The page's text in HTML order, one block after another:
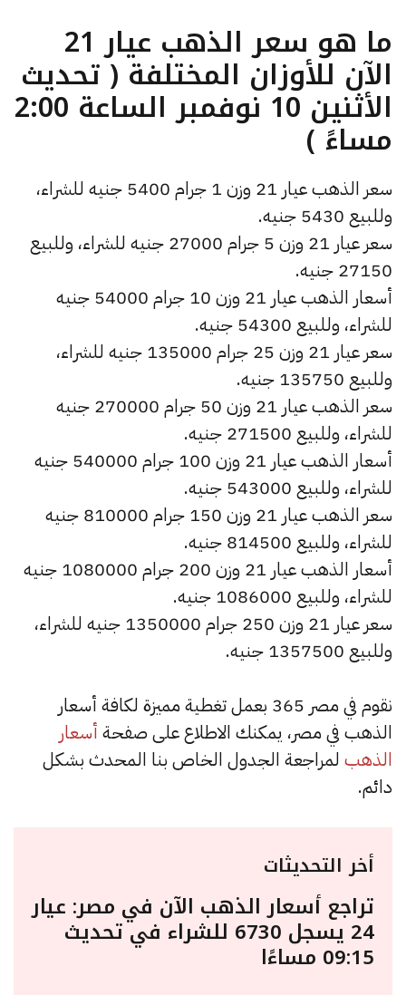
ما هو سعر الذهب عيار 21
الآن للأوزان المختلفة ( تحديث
الأثنين 10 نوفمبر الساعة 2:00
مساءً )
سعر الذهب عيار 21 وزن 1 جرام 5400 جنيه للشراء،
وللبيع 5430 جنيه.
سعر عيار 21 وزن 5 جرام 27000 جنيه للشراء، وللبيع
27150 جنيه.
أسعار الذهب عيار 21 وزن 10 جرام 54000 جنيه
للشراء، وللبيع 54300 جنيه.
سعر عيار 21 وزن 25 جرام 135000 جنيه للشراء،
وللبيع 135750 جنيه.
سعر الذهب عيار 21 وزن 50 جرام 270000 جنيه
للشراء، وللبيع 271500 جنيه.
أسعار الذهب عيار 21 وزن 100 جرام 540000 جنيه
للشراء، وللبيع 543000 جنيه.
سعر الذهب عيار 21 وزن 150 جرام 810000 جنيه
للشراء، وللبيع 814500 جنيه.
أسعار الذهب عيار 21 وزن 200 جرام 1080000 جنيه
للشراء، وللبيع 1086000 جنيه.
سعر عيار 21 وزن 250 جرام 1350000 جنيه للشراء،
وللبيع 1357500 جنيه.
نقوم في مصر 365 بعمل تغطية مميزة لكافة أسعار
الذهب في مصر، يمكنك الاطلاع على صفحة أسعار
الذهب لمراجعة الجدول الخاص بنا المحدث بشكل
دائم.
أخر التحديثات
تراجع أسعار الذهب الآن في مصر: عيار
24 يسجل 6730 للشراء في تحديث
09:15 مساءًا